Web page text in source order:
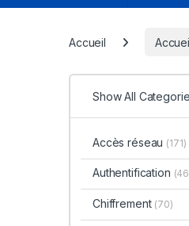
Accueil
Show All
Accès réseau (171)
Authentification
Chiffrement (70)